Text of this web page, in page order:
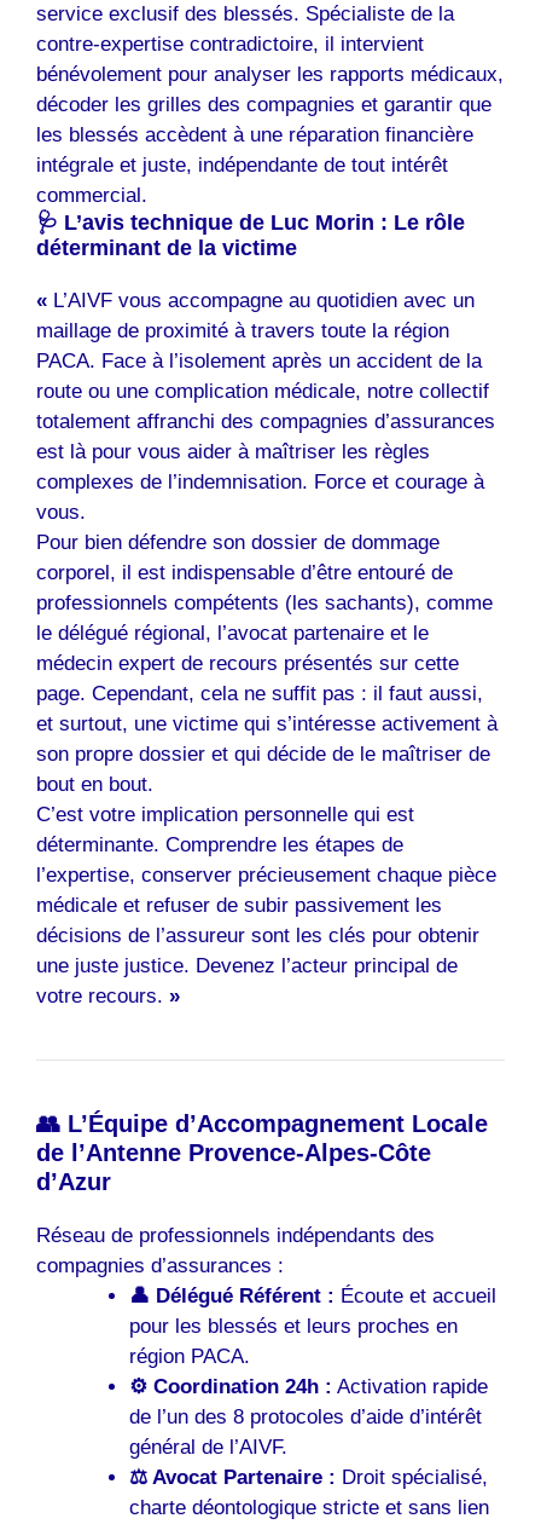
service exclusif des blessés. Spécialiste de la
contre-expertise contradictoire, il intervient
bénévolement pour analyser les rapports médicaux,
décoder les grilles des compagnies et garantir que
les blessés accèdent à une réparation financière
intégrale et juste, indépendante de tout intérêt
commercial.
🩺 L’avis technique de Luc Morin : Le rôle
déterminant de la victime
« L’AIVF vous accompagne au quotidien avec un
maillage de proximité à travers toute la région
PACA. Face à l’isolement après un accident de la
route ou une complication médicale, notre collectif
totalement affranchi des compagnies d’assurances
est là pour vous aider à maîtriser les règles
complexes de l’indemnisation. Force et courage à
vous.
Pour bien défendre son dossier de dommage
corporel, il est indispensable d’être entouré de
professionnels compétents (les sachants), comme
le délégué régional, l’avocat partenaire et le
médecin expert de recours présentés sur cette
page. Cependant, cela ne suffit pas : il faut aussi,
et surtout, une victime qui s’intéresse activement à
son propre dossier et qui décide de le maîtriser de
bout en bout.
C’est votre implication personnelle qui est
déterminante. Comprendre les étapes de
l’expertise, conserver précieusement chaque pièce
médicale et refuser de subir passivement les
décisions de l’assureur sont les clés pour obtenir
une juste justice. Devenez l’acteur principal de
votre recours. »
👥 L’Équipe d’Accompagnement Locale
de l’Antenne Provence-Alpes-Côte
d’Azur
Réseau de professionnels indépendants des
compagnies d’assurances :
👤 Délégué Référent : Écoute et accueil
pour les blessés et leurs proches en
région PACA.
⚙️ Coordination 24h : Activation rapide
de l’un des 8 protocoles d’aide d’intérêt
général de l’AIVF.
⚖️ Avocat Partenaire : Droit spécialisé,
charte déontologique stricte et sans lien